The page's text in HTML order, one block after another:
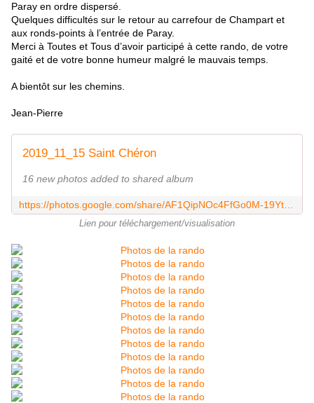
Paray en ordre dispersé.
Quelques difficultés sur le retour au carrefour de Champart et
aux ronds-points à l’entrée de Paray.
Merci à Toutes et Tous d’avoir participé à cette rando, de votre
gaité et de votre bonne humeur malgré le mauvais temps.
A bientôt sur les chemins.
Jean-Pierre
2019_11_15 Saint Chéron
16 new photos added to shared album
Lien pour téléchargement/visualisation